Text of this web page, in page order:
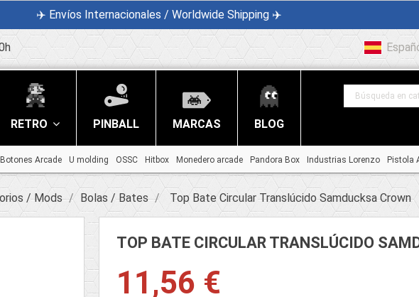
✈️ Envíos Internacionales / Worldwide Shipping ✈️
RETRO PINBALL MARCAS BLOG
Botones Arcade U molding OSSC Hitbox Monedero arcade Pandora Box Industrias Lorenzo Pistola
/ Mods Bolas / Bates Top Bate Circular Translúcido Samducksa Crown
TOP BATE CIRCULAR TRANSLÚCIDO
11,56 €